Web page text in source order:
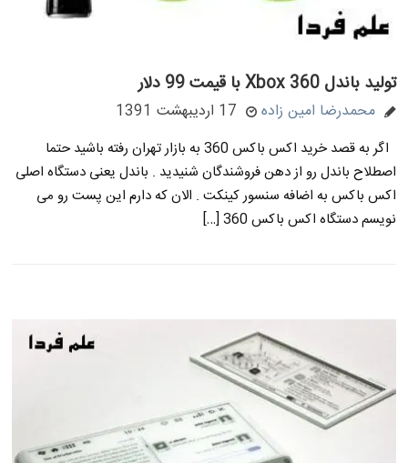
تولید باندل Xbox 360 با قیمت 99 دلار
محمدرضا امین زاده 17 اردیبهشت 1391
اگر به قصد خرید اکس باکس 360 به بازار تهران رفته باشید حتما
اصطلاح باندل رو از دهن فروشندگان شنیدید . باندل یعنی دستگاه اصلی
اکس باکس به اضافه سنسور کینکت . الان که دارم این پست رو می
نویسم دستگاه اکس باکس 360 […]